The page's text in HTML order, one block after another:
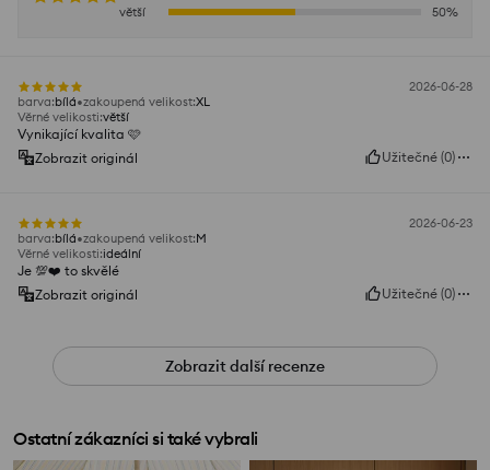
větší
50%
2026-06-28
barva:bílá zakoupená velikost:XL
Věrné velikosti:větší
Vynikající kvalita 🩷
Zobrazit originál
Užitečné (0)
2026-06-23
barva:bílá zakoupená velikost:M
Věrné velikosti:ideální
Je 💯❤️ to skvělé
Zobrazit originál
Užitečné (0)
Zobrazit další recenze
Ostatní zákazníci si také vybrali